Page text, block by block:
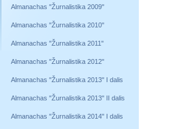
Almanachas "Žurnalistika 2009"
Almanachas "Žurnalistika 2010"
Almanachas "Žurnalistika 2011"
Almanachas "Žurnalistika 2012"
Almanachas "Žurnalistika 2013" I dalis
Almanachas "Žurnalistika 2013" II dalis
Almanachas "Žurnalistika 2014" I dalis